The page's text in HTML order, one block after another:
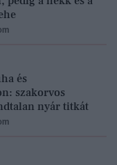
és
szakorvos
nyár titkát